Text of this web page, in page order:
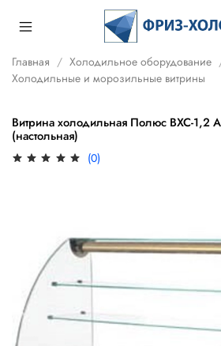
Главная
Холодильное оборудование
Холодильные и морозильные витрины
Витрина холодильная Полюс ВХС-1,2
(настольная)
(0)